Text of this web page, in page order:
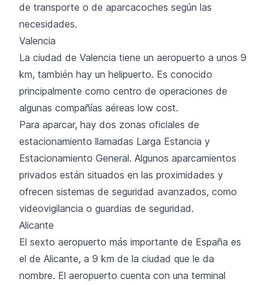
de transporte o de aparcacoches según las
necesidades.
Valencia
La ciudad de Valencia tiene un aeropuerto a unos 9
km, también hay un helipuerto. Es conocido
principalmente como centro de operaciones de
algunas compañías aéreas low cost.
Para aparcar, hay dos zonas oficiales de
estacionamiento llamadas Larga Estancia y
Estacionamiento General. Algunos aparcamientos
privados están situados en las proximidades y
ofrecen sistemas de seguridad avanzados, como
videovigilancia o guardias de seguridad.
Alicante
El sexto aeropuerto más importante de España es
el de Alicante, a 9 km de la ciudad que le da
nombre. El aeropuerto cuenta con una terminal